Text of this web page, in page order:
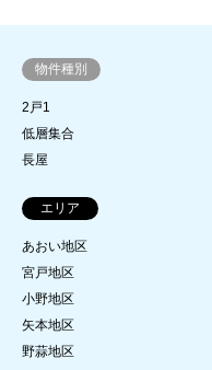
物件種別
2戸1
低層集合
長屋
エリア
あおい地区
宮戸地区
小野地区
矢本地区
野蒜地区